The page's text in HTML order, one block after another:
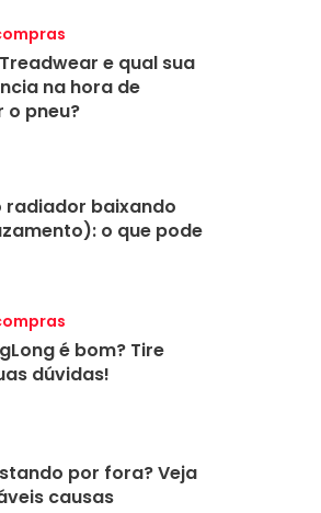
e qual sua
na hora de
o pneu?
radiador baixando
o que pode
é bom? Tire
dúvidas!
por fora? Veja
causas